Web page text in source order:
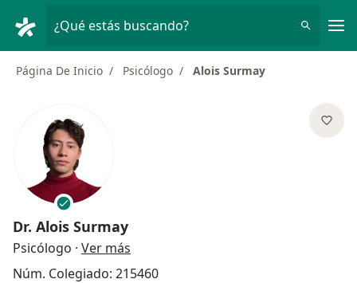
¿Qué estás buscando?
Página De Inicio Psicólogo Alois Surmay
Dr. Alois Surmay
Psicólogo · Ver más
Núm. Colegiado: 215460